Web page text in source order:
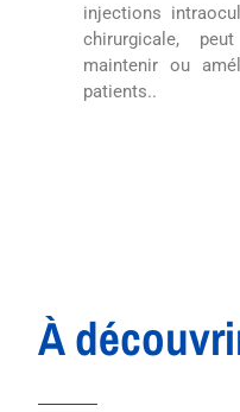
injections
chirurgicale,
maintenir ou
patients..
À